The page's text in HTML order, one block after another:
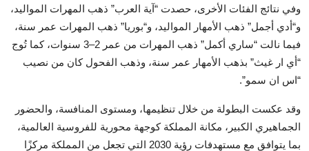
وفي نتائج الفئات الأخرى، حصدت “آية العرب” ذهب المهرات المواليد،
و“أدي أجمل” ذهب الأمهار المواليد، و“بوريا” ذهب المهرات عمر سنة،
فيما نالت “ساري أكمل” ذهب المهرات من عمر 2–3 سنوات، كما تُوج
“أي ار غيث” بذهب الأمهار عمر سنة، وذهب الفحول كان من نصيب
“اس ان سمو”.
وقد عكست البطولة من خلال تنظيمها، ومستوى المنافسة، والحضور
الجماهيري الكبير، مكانة المملكة كوجهة محورية للفروسية العالمية،
بما يتوافق مع مستهدفات رؤية 2030 التي تجعل من المملكة مركزًا